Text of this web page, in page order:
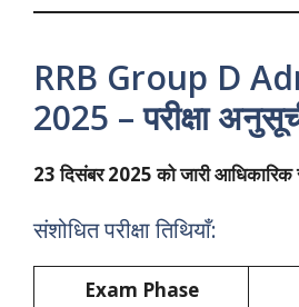
RRB Group D
2025 – परीक्षा
23 दिसंबर 2025 को जारी
संशोधित परीक्षा तिथियाँ:
Exam Phase